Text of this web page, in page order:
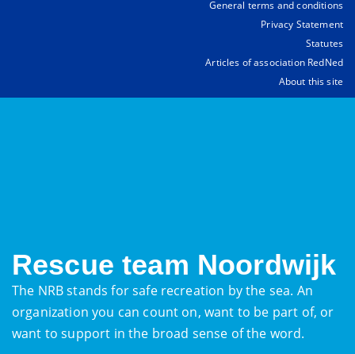
General terms and conditions
Privacy Statement
Statutes
Articles of association RedNed
About this site
Rescue team Noordwijk
The NRB stands for safe recreation by the sea. An
organization you can count on, want to be part of, or
want to support in the broad sense of the word.